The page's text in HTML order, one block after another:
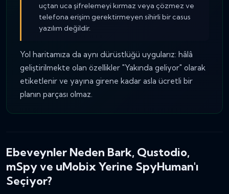
uçtan uca şifrelemeyi kırmaz veya çözmez ve
telefona erişim gerektirmeyen sihirli bir casus
yazılım değildir.
Yol haritamıza da aynı dürüstlüğü uygularız: hâlâ
geliştirilmekte olan özellikler "Yakında geliyor" olarak
etiketlenir ve yayına girene kadar asla ücretli bir
planın parçası olmaz.
Ebeveynler Neden Bark, Qustodio,
mSpy ve uMobix Yerine SpyHuman'ı
Seçiyor?